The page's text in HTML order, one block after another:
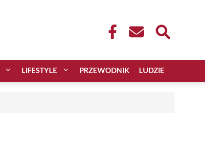
LIFESTYLE PRZEWODNIK LUDZIE